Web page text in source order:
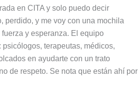
en CITA y solo puedo decir
perdido, y me voy con una mochila
fuerza y esperanza. El equipo
terapeutas, médicos,
en ayudarte con un trato
de respeto. Se nota que están ahí por